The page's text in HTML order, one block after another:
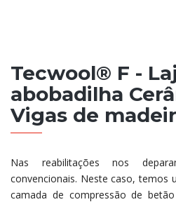
Tecwool® F -
abobadilha
Vigas de
Nas reabilitações nos
convencionais. Neste caso, temos
camada de compressão de